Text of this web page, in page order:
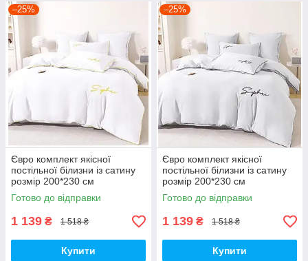
–25%
Євро комплект якісної
постільної білизни із сатину
розмір 200*230 см
Готово до відправки
1 139 ₴ 1 518 ₴
Купити
–25%
Євро комплект якісної
постільної білизни із сатину
розмір 200*230 см
Готово до відправки
1 139 ₴ 1 518 ₴
Купити